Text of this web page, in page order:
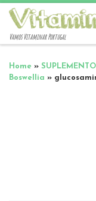
Vamos Vitaminar Portugal
Home »
Boswellia »